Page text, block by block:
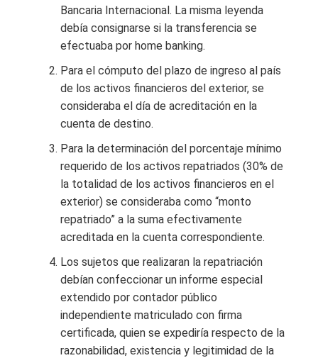
Bancaria Internacional. La misma leyenda
debía consignarse si la transferencia se
efectuaba por home banking.
Para el cómputo del plazo de ingreso al país
de los activos financieros del exterior, se
consideraba el día de acreditación en la
cuenta de destino.
Para la determinación del porcentaje mínimo
requerido de los activos repatriados (30% de
la totalidad de los activos financieros en el
exterior) se consideraba como “monto
repatriado” a la suma efectivamente
acreditada en la cuenta correspondiente.
Los sujetos que realizaran la repatriación
debían confeccionar un informe especial
extendido por contador público
independiente matriculado con firma
certificada, quien se expediría respecto de la
razonabilidad, existencia y legitimidad de la